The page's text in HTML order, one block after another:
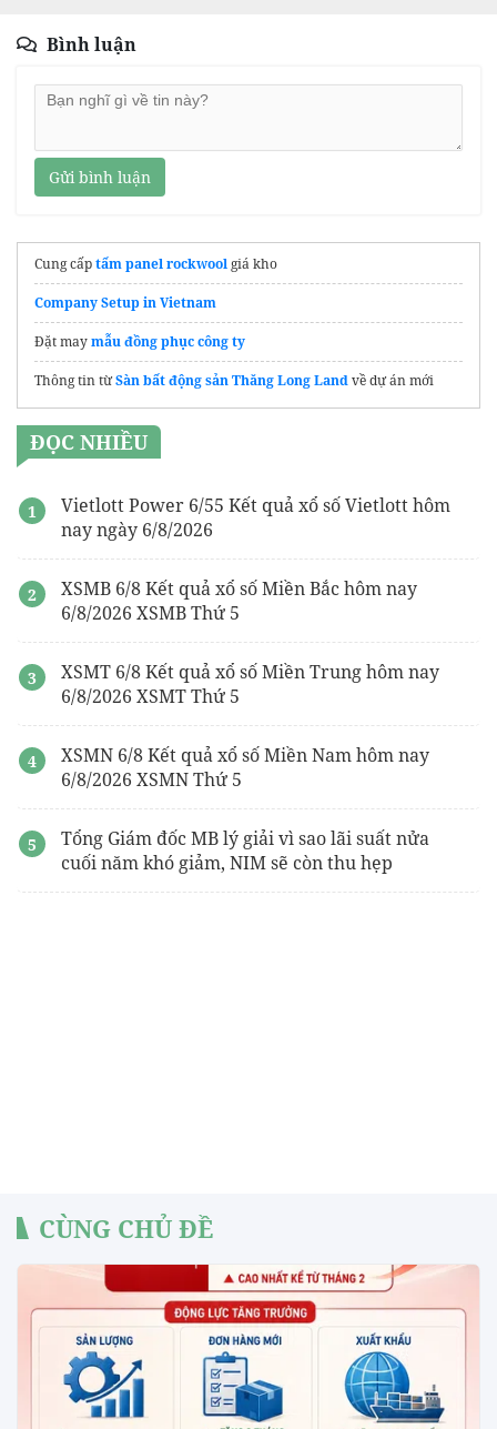
Bình luận
Gửi bình luận
Cung cấptấm panel rockwoolgiá kho
Company Setup in Vietnam
Đặt maymẫu đồng phục công ty
Thông tin từSàn bất động sản Thăng Long Landvề dự án mới
ĐỌC NHIỀU
Vietlott Power 6/55 Kết quả xổ số Vietlott hôm
nay ngày 6/8/2026
XSMB 6/8 Kết quả xổ số Miền Bắc hôm nay
6/8/2026 XSMB Thứ 5
XSMT 6/8 Kết quả xổ số Miền Trung hôm nay
6/8/2026 XSMT Thứ 5
XSMN 6/8 Kết quả xổ số Miền Nam hôm nay
6/8/2026 XSMN Thứ 5
Tổng Giám đốc MB lý giải vì sao lãi suất nửa
cuối năm khó giảm, NIM sẽ còn thu hẹp
CÙNG CHỦ ĐỀ